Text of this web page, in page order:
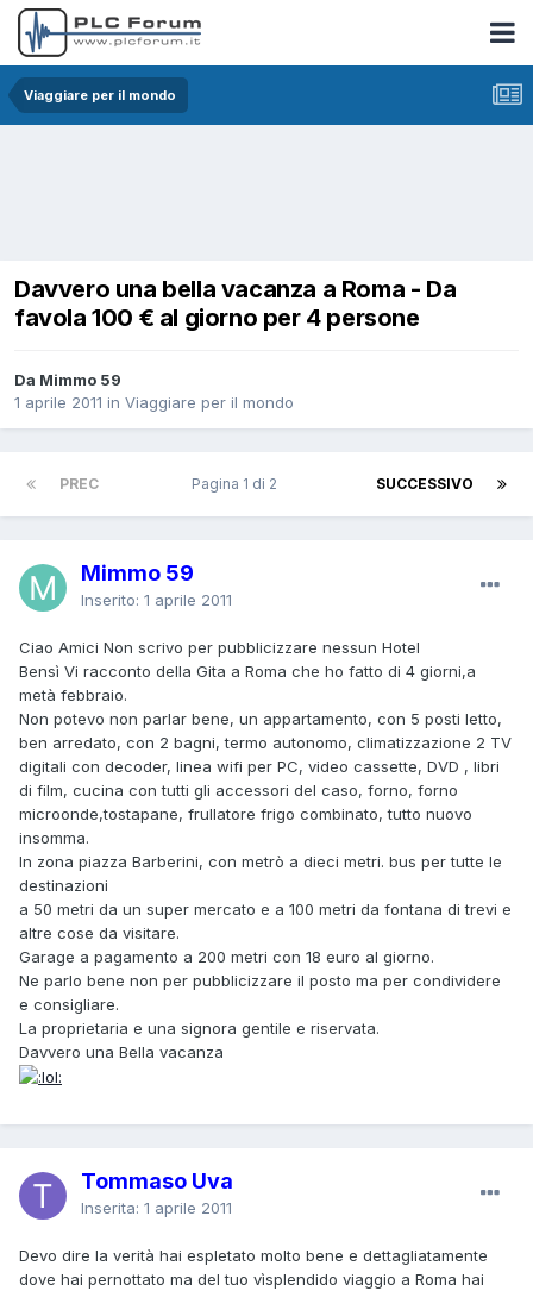
Viaggiare per il mondo
Davvero una bella vacanza a Roma - Da
favola 100 € al giorno per 4 persone
Da Mimmo 59
1 aprile 2011 in Viaggiare per il mondo
PREC SUCCESSIVO
Pagina 1 di 2
Mimmo 59
Inserito: 1 aprile 2011
Ciao Amici Non scrivo per pubblicizzare nessun Hotel
Bensì Vi racconto della Gita a Roma che ho fatto di 4 giorni,a
metà febbraio.
Non potevo non parlar bene, un appartamento, con 5 posti letto,
ben arredato, con 2 bagni, termo autonomo, climatizzazione 2 TV
digitali con decoder, linea wifi per PC, video cassette, DVD , libri
di film, cucina con tutti gli accessori del caso, forno, forno
microonde,tostapane, frullatore frigo combinato, tutto nuovo
insomma.
In zona piazza Barberini, con metrò a dieci metri. bus per tutte le
destinazioni
a 50 metri da un super mercato e a 100 metri da fontana di trevi e
altre cose da visitare.
Garage a pagamento a 200 metri con 18 euro al giorno.
Ne parlo bene non per pubblicizzare il posto ma per condividere
e consigliare.
La proprietaria e una signora gentile e riservata.
Davvero una Bella vacanza
Tommaso Uva
Inserita: 1 aprile 2011
Devo dire la verità hai espletato molto bene e dettagliatamente
dove hai pernottato ma del tuo vìsplendido viaggio a Roma hai